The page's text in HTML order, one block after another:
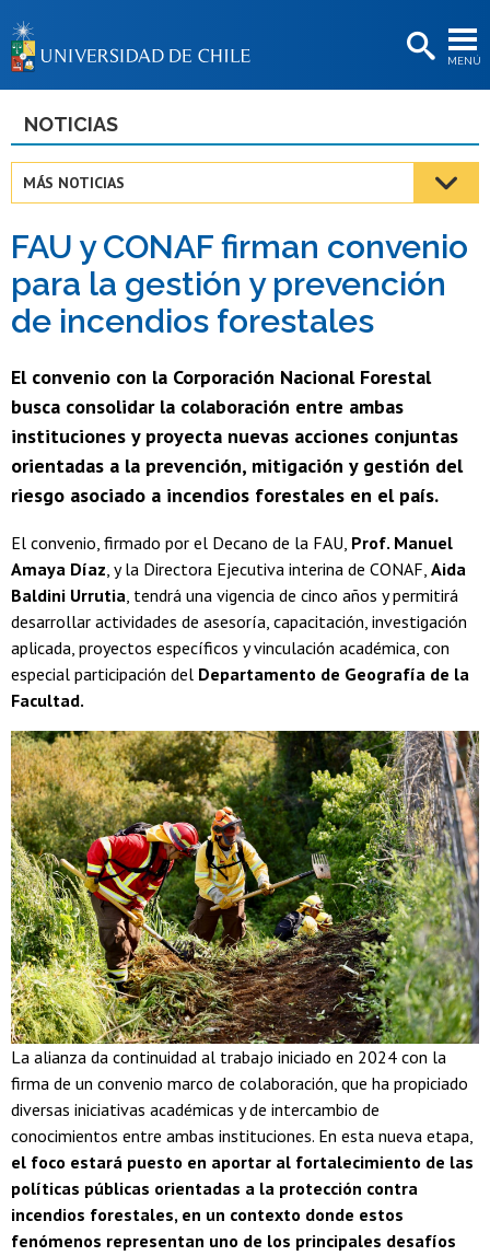
MENÚ
BIBLIOTECAS
Estudiantes
Académicas/os
Funcionarias/os
Egresadas/os
NOTICIAS
MÁS NOTICIAS
FAU y CONAF firman convenio
para la gestión y prevención
de incendios forestales
El convenio con la Corporación Nacional Forestal
busca consolidar la colaboración entre ambas
instituciones y proyecta nuevas acciones conjuntas
orientadas a la prevención, mitigación y gestión del
riesgo asociado a incendios forestales en el país.
El convenio, firmado por el Decano de la FAU, Prof. Manuel
Amaya Díaz, y la Directora Ejecutiva interina de CONAF, Aida
Baldini Urrutia, tendrá una vigencia de cinco años y permitirá
desarrollar actividades de asesoría, capacitación, investigación
aplicada, proyectos específicos y vinculación académica, con
especial participación del Departamento de Geografía de la
Facultad.
La alianza da continuidad al trabajo iniciado en 2024 con la
firma de un convenio marco de colaboración, que ha propiciado
diversas iniciativas académicas y de intercambio de
conocimientos entre ambas instituciones. En esta nueva etapa,
el foco estará puesto en aportar al fortalecimiento de las
políticas públicas orientadas a la protección contra
incendios forestales, en un contexto donde estos
fenómenos representan uno de los principales desafíos